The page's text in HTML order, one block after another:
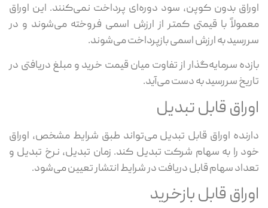
اوراق بدون کوپن، سود دوره‌ای پرداخت نمی‌کنند. این اوراق
معمولاً با قیمتی کمتر از ارزش اسمی فروخته می‌شوند و در
سررسید به ارزش اسمی بازپرداخت می‌شوند.
بازده سرمایه‌گذار از تفاوت میان قیمت خرید و مبلغ دریافتی در
تاریخ سررسید به دست می‌آید.
اوراق قابل تبدیل
دارنده اوراق قابل تبدیل می‌تواند طبق شرایط مشخص، اوراق
خود را به سهام شرکت تبدیل کند. زمان تبدیل، نرخ تبدیل و
تعداد سهام قابل دریافت در شرایط انتشار تعیین می‌شود.
اوراق قابل بازخرید